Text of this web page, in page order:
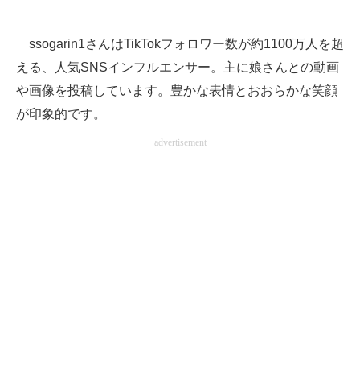
ビジネスと働き方のヒント
企業ITのトレンドを詳説
ssogarin1さんはTikTokフォロワー数が約1100万人を超
える、人気SNSインフルエンサー。主に娘さんとの動画
や画像を投稿しています。豊かな表情とおおらかな笑顔
が印象的です。
advertisement